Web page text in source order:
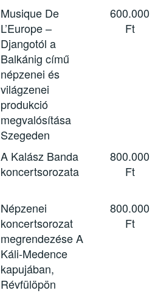
Musique De
L’Europe –
Djangotól a
Balkánig című
népzenei és
világzenei
produkció
megvalósítása
Szegeden
600.000
Ft
A Kalász Banda
koncertsorozata
800.000
Ft
Népzenei
koncertsorozat
megrendezése A
Káli-Medence
kapujában,
Révfülöpön
800.000
Ft